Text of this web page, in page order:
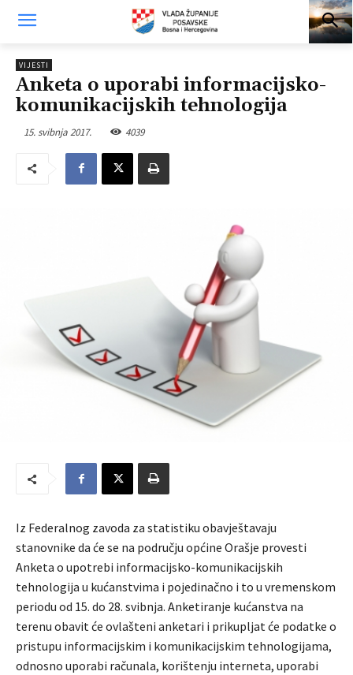
VIJESTI
Anketa o uporabi informacijsko-
komunikacijskih tehnologija
15. svibnja 2017. 4039
Iz Federalnog zavoda za statistiku obavještavaju
stanovnike da će se na području općine Orašje provesti
Anketa o upotrebi informacijsko-komunikacijskih
tehnologija u kućanstvima i pojedinačno i to u vremenskom
periodu od 15. do 28. svibnja. Anketiranje kućanstva na
terenu obavit će ovlašteni anketari i prikupljat će podatke o
pristupu informacijskim i komunikacijskim tehnologijama,
odnosno uporabi računala, korištenju interneta, uporabi